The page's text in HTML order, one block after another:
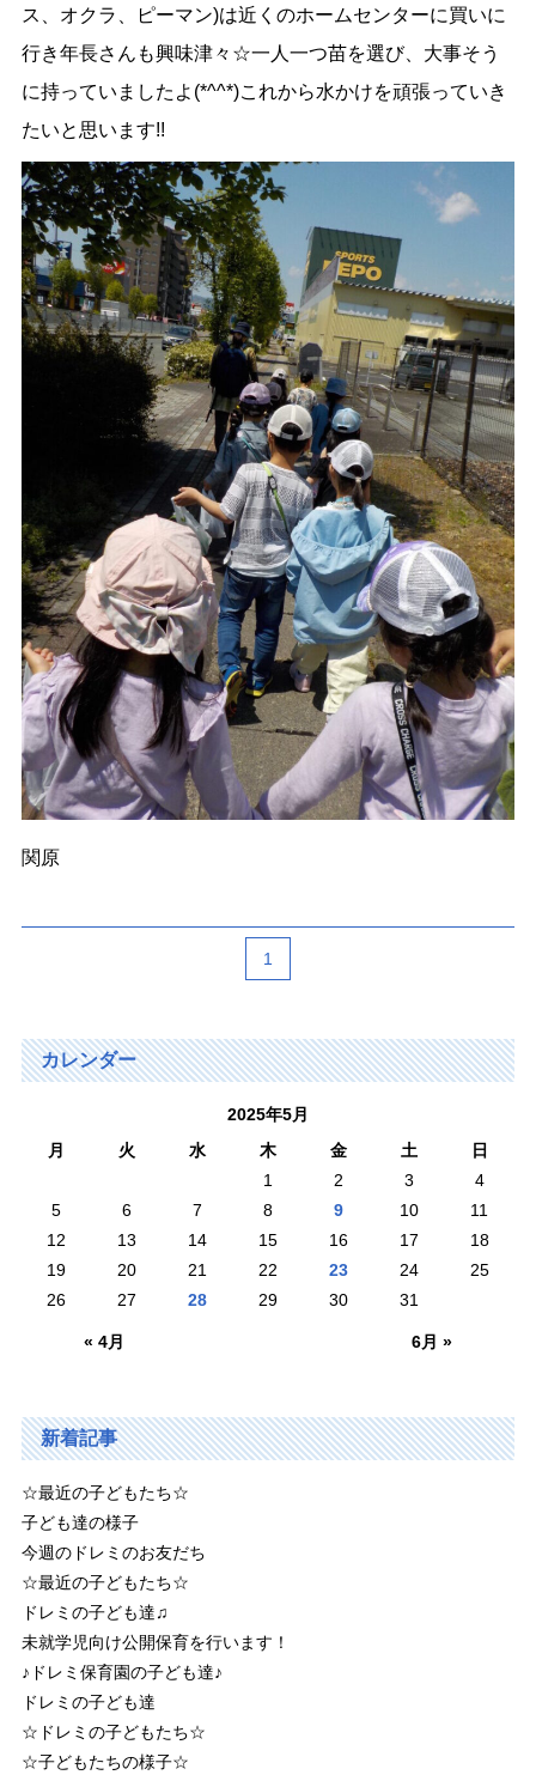
ス、オクラ、ピーマン)は近くのホームセンターに買いに
行き年長さんも興味津々☆一人一つ苗を選び、大事そう
に持っていましたよ(*^^*)これから水かけを頑張っていき
たいと思います!!
関原
1
カレンダー
2025年5月
月
火 水 木 金 土
日
1
2 3
4
5
6 7 8 9 10
11
12
13 14 15 16 17
18
19
20 21 22 23 24
25
26
27 28 29 30 31
« 4月 6月 »
新着記事
☆最近の子どもたち☆
子ども達の様子
今週のドレミのお友だち
☆最近の子どもたち☆
ドレミの子ども達♫
未就学児向け公開保育を行います！
♪ドレミ保育園の子ども達♪
ドレミの子ども達
☆ドレミの子どもたち☆
☆子どもたちの様子☆